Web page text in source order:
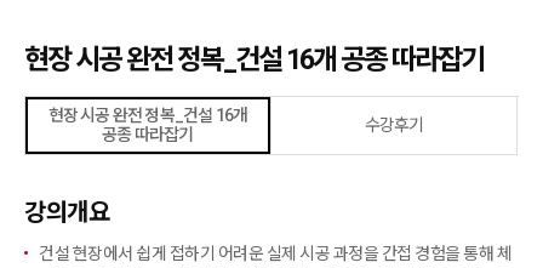
현장 시공 완전 정복_건설 16개 공종 따라잡기
현장 시공 완전 정복_건설 16개
공종 따라잡기
수강후기
강의개요
건설 현장에서 쉽게 접하기 어려운 실제 시공 과정을 간접 경험을 통해 체